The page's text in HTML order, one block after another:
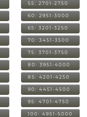
55: 2701-2750
60: 2951-3000
65: 3201-3250
70: 3451-3500
75: 3701-3750
80: 3951-4000
85: 4201-4250
90: 4451-4500
95: 4701-4750
100: 4951-5000